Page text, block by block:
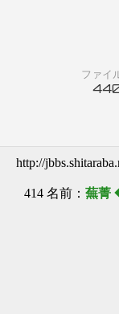
ファイ
http://
414 名前： 蕪菁
……何